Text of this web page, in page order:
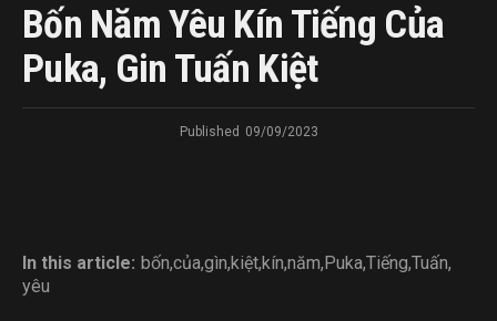
Bốn Năm Yêu Kín Tiếng Của
Puka, Gin Tuấn Kiệt
Published 09/09/2023
In this article: bốn,của,gìn,kiệt,kín,năm,Puka,Tiếng,Tuấn,
yêu